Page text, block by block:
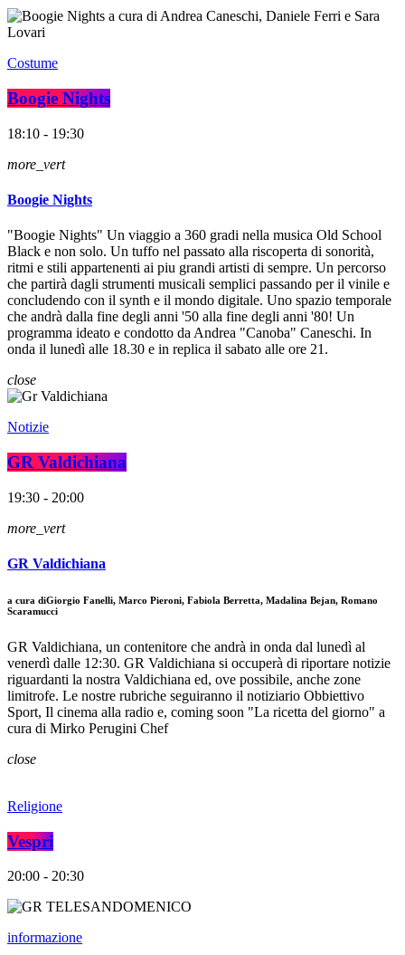
Costume
Boogie Nights
18:10 - 19:30
more_vert
Boogie Nights
"Boogie Nights" Un viaggio a 360 gradi nella musica Old School
Black e non solo. Un tuffo nel passato alla riscoperta di sonorità,
ritmi e stili appartenenti ai piu grandi artisti di sempre. Un percorso
che partirà dagli strumenti musicali semplici passando per il vinile e
concludendo con il synth e il mondo digitale. Uno spazio temporale
che andrà dalla fine degli anni '50 alla fine degli anni '80! Un
programma ideato e condotto da Andrea "Canoba" Caneschi. In
onda il lunedì alle 18.30 e in replica il sabato alle ore 21.
close
Notizie
GR Valdichiana
19:30 - 20:00
more_vert
GR Valdichiana
a cura diGiorgio Fanelli, Marco Pieroni, Fabiola Berretta, Madalina Bejan, Romano
Scaramucci
GR Valdichiana, un contenitore che andrà in onda dal lunedì al
venerdì dalle 12:30. GR Valdichiana si occuperà di riportare notizie
riguardanti la nostra Valdichiana ed, ove possibile, anche zone
limitrofe. Le nostre rubriche seguiranno il notiziario Obbiettivo
Sport, Il cinema alla radio e, coming soon "La ricetta del giorno" a
cura di Mirko Perugini Chef
close
Religione
Vespri
20:00 - 20:30
informazione